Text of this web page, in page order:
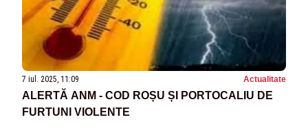
7 iul. 2025, 11:09 Actualitate
ALERTĂ ANM - COD ROȘU ȘI PORTOCALIU DE
FURTUNI VIOLENTE